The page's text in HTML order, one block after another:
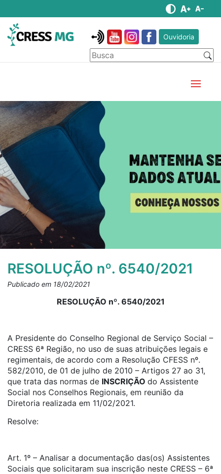
Ouvidoria
RESOLUÇÃO nº. 6540/2021
Publicado em 18/02/2021
RESOLUÇÃO nº. 6540/2021
A Presidente do Conselho Regional de Serviço Social –
CRESS 6ª Região, no uso de suas atribuições legais e
regimentais, de acordo com a Resolução CFESS nº.
582/2010, de 01 de julho de 2010 – Artigos 27 ao 31,
que trata das normas de INSCRIÇÃO do Assistente
Social nos Conselhos Regionais, em reunião da
Diretoria realizada em 11/02/2021.
Resolve:
Art. 1º – Analisar a documentação das(os) Assistentes
Sociais que solicitaram sua inscrição neste CRESS – 6ª